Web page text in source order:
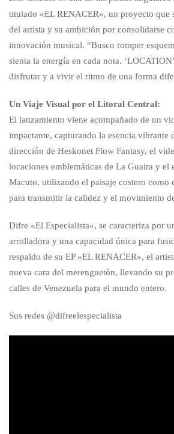
titulado «EL RENACER», un proyecto que
del artista y su ambición por consolidarse
innovación musical. “Busco romper
sienta la energía en cada nota.
disfrutar y a vivir el ritmo de una forma
Un Viaje Visual por el Litoral Central:
El lanzamiento viene acompañado de un
impactante, capturando la esencia vibrante
dirección de Heskonet Flow Fantasy, el
locaciones emblemáticas de La Guaira y el
Macuto, utilizando el paisaje costero como
para transmitir la calidez y el movimiento
Difre «El Especialista», se caracteriza por
arrolladora y una capacidad única para
respaldo de su EP «EL RENACER», el
nueva cara del merenguetón, llevando su
calles de Venezuela para el mundo entero.
Sus redes @difreelespecialista